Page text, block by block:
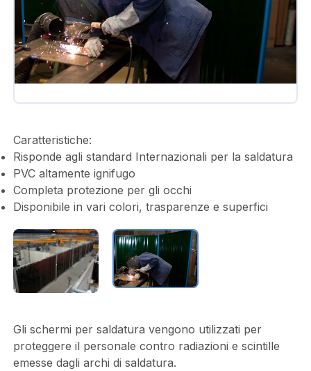
Caratteristiche:
Risponde agli standard Internazionali per la saldatura
PVC altamente ignifugo
Completa protezione per gli occhi
Disponibile in vari colori, trasparenze e superfici
Gli schermi per saldatura vengono utilizzati per
proteggere il personale contro radiazioni e scintille
emesse dagli archi di saldatura.